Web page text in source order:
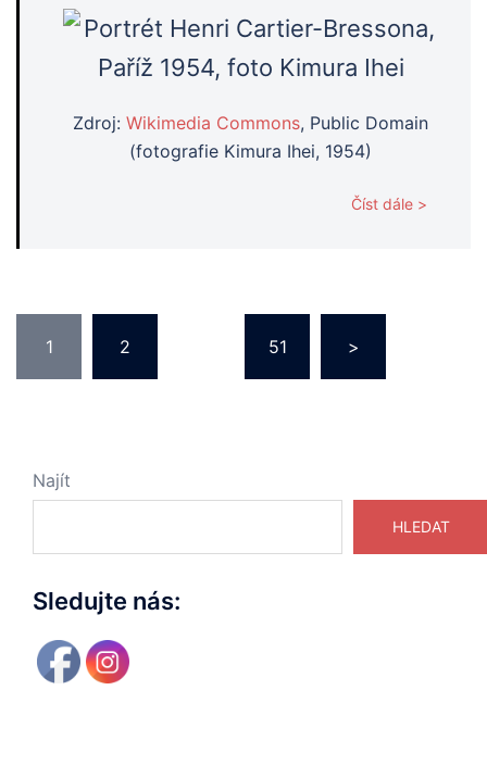
Zdroj: Wikimedia Commons, Public Domain
(fotografie Kimura Ihei, 1954)
Číst dále >
příspěvků
1 2 51 >
Najít
HLEDAT
Sledujte nás: